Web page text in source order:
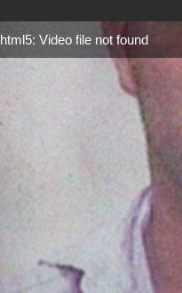
html5: Video file not found